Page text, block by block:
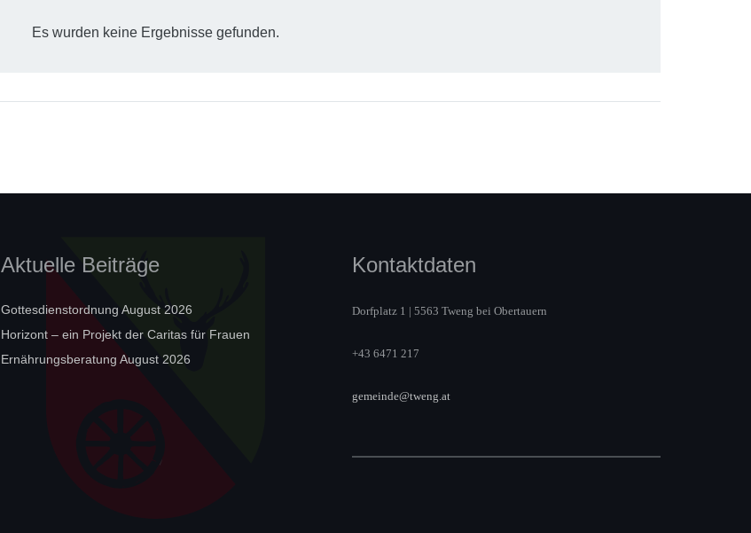
Es wurden keine Ergebnisse gefunden.
Aktuelle Beiträge
Gottesdienstordnung August 2026
Horizont – ein Projekt der Caritas für Frauen
Ernährungsberatung August 2026
Kontaktdaten
Dorfplatz 1 | 5563 Tweng bei Obertauern
+43 6471 217
gemeinde@tweng.at